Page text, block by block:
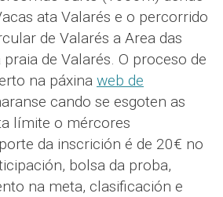
ata Valarés e o percorrido
de Valarés a Area das
de Valarés. O proceso de
na páxina web de
cando se esgoten as
límite o mércores
da inscrición é de 20€ no
bolsa da proba,
na meta, clasificación e